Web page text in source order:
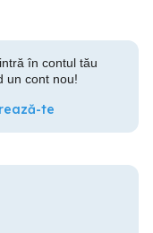
în contul tău
un cont nou!
te